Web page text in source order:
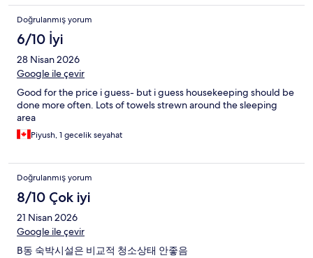
Doğrulanmış yorum
6/10 İyi
28 Nisan 2026
Google ile çevir
Good for the price i guess- but i guess housekeeping should be
done more often. Lots of towels strewn around the sleeping
area
Piyush, 1 gecelik seyahat
Doğrulanmış yorum
8/10 Çok iyi
21 Nisan 2026
Google ile çevir
B동 숙박시설은 비교적 청소상태 안좋음